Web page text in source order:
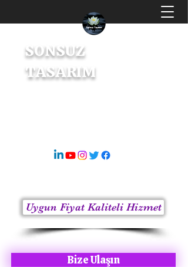
SONSUZ
TASARIM
Uygun Fiyat Kaliteli Hizmet
Bize Ulaşın